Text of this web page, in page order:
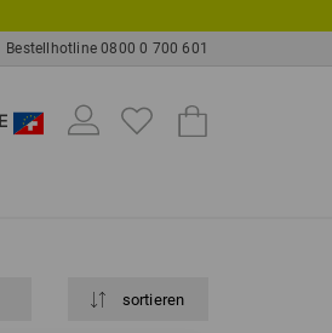
Bestellhotline 0800 0 700 601
sortieren